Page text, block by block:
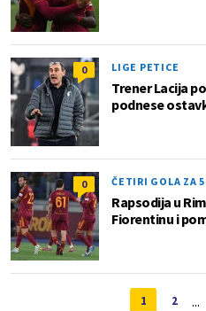
0 LIGE PETICE
Trener Lacija
podnese
0 ČETIRI GOLA ZA
Rapsodija u
Fiorentinu i
1 2 ...